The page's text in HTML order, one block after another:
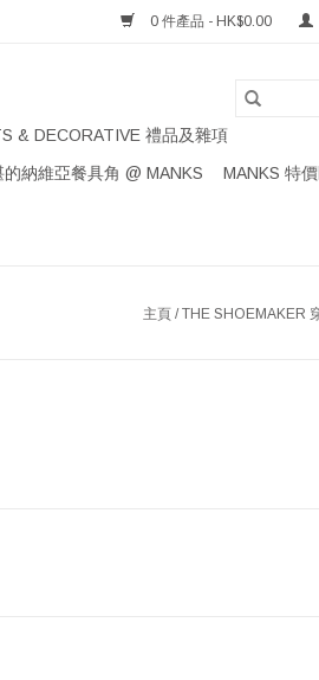
0 件產品 - HK$0.00
& DECORATIVE 禮品及雜項
的納維亞餐具角 @ MANKS
MANKS 特
主頁 /THE SHOEMAKER